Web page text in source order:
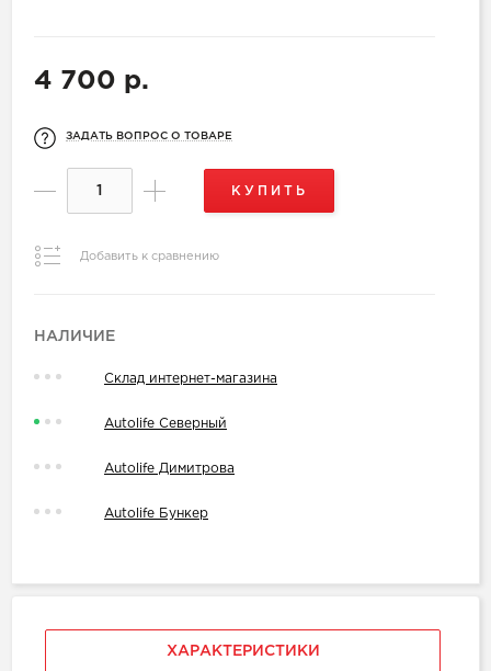
4 700 р.
ЗАДАТЬ ВОПРОС О ТОВАРЕ
КУПИТЬ
Добавить к сравнению
НАЛИЧИЕ
Склад интернет-магазина
Autolife Северный
Autolife Димитрова
Autolife Бункер
ХАРАКТЕРИСТИКИ